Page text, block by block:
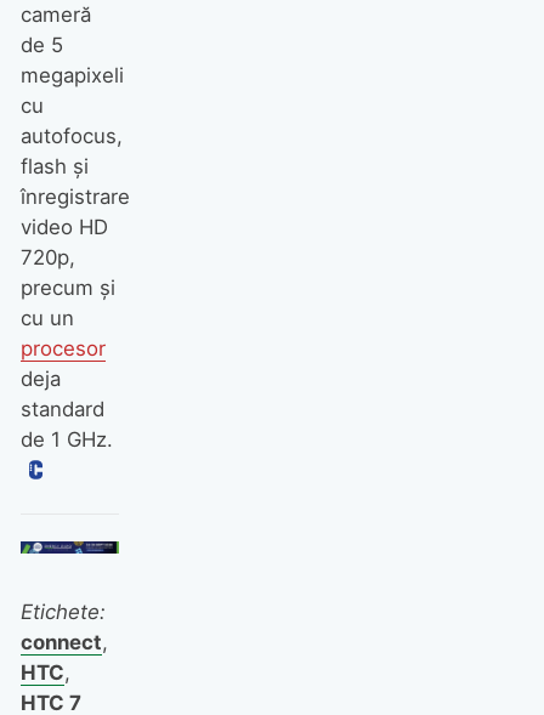
cameră
de 5
megapixeli
cu
autofocus,
flash și
înregistrare
video HD
720p,
precum și
cu un
procesor
deja
standard
de 1 GHz.
Etichete:
connect,
HTC,
HTC 7